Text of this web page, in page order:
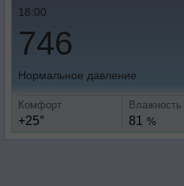
18:00
746
Нормальное давление
Комфорт
+25°
Влажность
81 %